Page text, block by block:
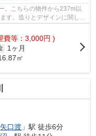
。こちらの物件から237m以
す。造りとデザインに関し
費等：3,000円 )
1ヶ月
㎡
矢口渡 」駅 徒歩6分